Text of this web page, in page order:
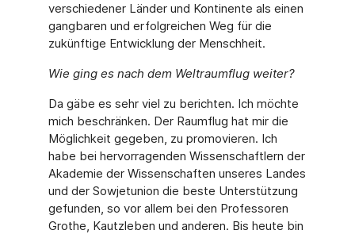
verschiedener Länder und Kontinente als einen
gangbaren und erfolgreichen Weg für die
zukünftige Entwicklung der Menschheit.
Wie ging es nach dem Weltraumflug weiter?
Da gäbe es sehr viel zu berichten. Ich möchte
mich beschränken. Der Raumflug hat mir die
Möglichkeit gegeben, zu promovieren. Ich
habe bei hervorragenden Wissenschaftlern der
Akademie der Wissenschaften unseres Landes
und der Sowjetunion die beste Unterstüt­zung
gefunden, so vor allem bei den Professoren
Grothe, Kautzleben und anderen. Bis heu­te bin